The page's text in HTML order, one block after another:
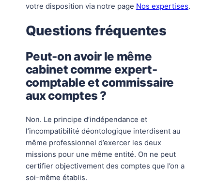
votre disposition via notre page Nos expertises.
Questions fréquentes
Peut-on avoir le même
cabinet comme expert-
comptable et commissaire
aux comptes ?
Non. Le principe d’indépendance et
l’incompatibilité déontologique interdisent au
même professionnel d’exercer les deux
missions pour une même entité. On ne peut
certifier objectivement des comptes que l’on a
soi-même établis.